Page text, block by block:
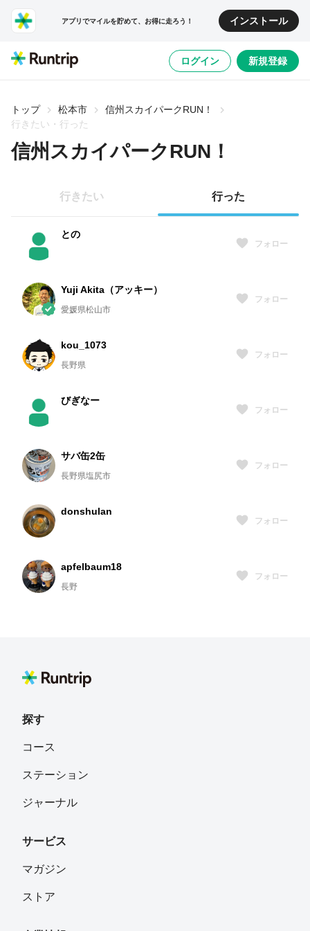
アプリでマイルを貯めて、お得に走ろう！ インストール
ログイン 新規登録
トップ 松本市
信州スカイパークRUN！
行きたい・行った
信州スカイパークRUN！
行きたい 行った
との
フォロー
Yuji Akita（アッキー）
愛媛県松山市
フォロー
kou_1073
長野県
フォロー
びぎなー
フォロー
サバ缶2缶
長野県塩尻市
フォロー
donshulan
フォロー
apfelbaum18
長野
フォロー
探す
コース
ステーション
ジャーナル
サービス
マガジン
ストア